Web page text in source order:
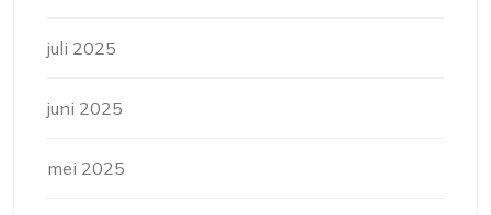
juli 2025
juni 2025
mei 2025